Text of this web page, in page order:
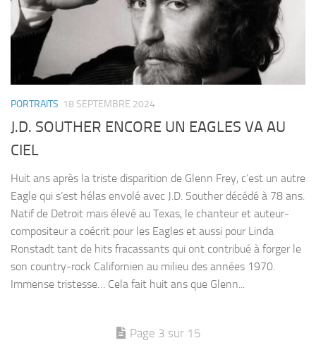
PORTRAITS 18 SEPTEMBRE 2024
J.D. SOUTHER ENCORE UN EAGLES VA AU
CIEL
Huit ans après la triste disparition de Glenn Frey, c’est un autre
Eagle qui s’est hélas envolé avec J.D. Souther décédé à 78 ans.
Natif de Detroit mais élevé au Texas, le chanteur et auteur-
compositeur a coécrit pour les Eagles et aussi pour Linda
Ronstadt tant de hits fracassants qui ont contribué à forger le
son country-rock Californien au milieu des années 1970.
Immense tristesse… Cela fait huit ans que Glenn...
Page 3 sur 15